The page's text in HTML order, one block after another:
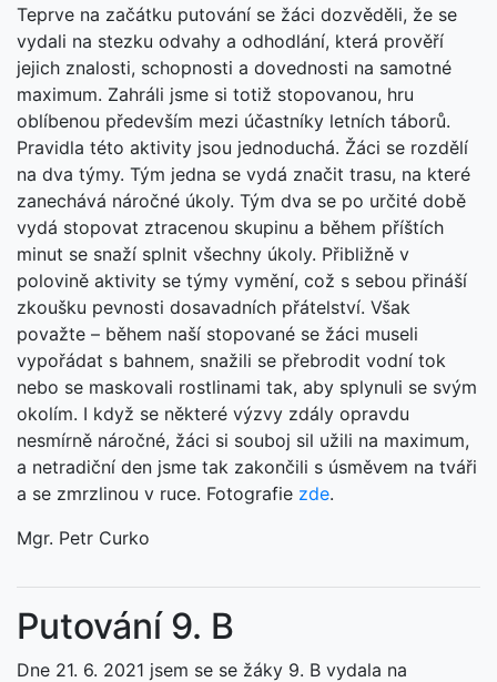
Teprve na začátku putování se žáci dozvěděli, že se
vydali na stezku odvahy a odhodlání, která prověří
jejich znalosti, schopnosti a dovednosti na samotné
maximum. Zahráli jsme si totiž stopovanou, hru
oblíbenou především mezi účastníky letních táborů.
Pravidla této aktivity jsou jednoduchá. Žáci se rozdělí
na dva týmy. Tým jedna se vydá značit trasu, na které
zanechává náročné úkoly. Tým dva se po určité době
vydá stopovat ztracenou skupinu a během příštích
minut se snaží splnit všechny úkoly. Přibližně v
polovině aktivity se týmy vymění, což s sebou přináší
zkoušku pevnosti dosavadních přátelství. Však
považte – během naší stopované se žáci museli
vypořádat s bahnem, snažili se přebrodit vodní tok
nebo se maskovali rostlinami tak, aby splynuli se svým
okolím. I když se některé výzvy zdály opravdu
nesmírně náročné, žáci si souboj sil užili na maximum,
a netradiční den jsme tak zakončili s úsměvem na tváři
a se zmrzlinou v ruce. Fotografie zde.
Mgr. Petr Curko
Putování 9. B
Dne 21. 6. 2021 jsem se se žáky 9. B vydala na